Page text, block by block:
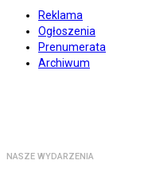
Reklama
Ogłoszenia
Prenumerata
Archiwum
NASZE WYDARZENIA